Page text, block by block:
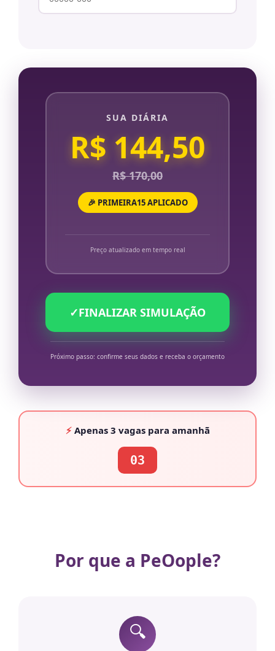
SUA DIÁRIA
R$ 144,50
R$ 170,00
🎉 PRIMEIRA15 APLICADO
Preço atualizado em tempo real
✓FINALIZAR SIMULAÇÃO
Próximo passo: confirme seus dados e receba o orçamento
⚡Apenas 3 vagaspara amanhã
03
Por que a PeOople?
🔍